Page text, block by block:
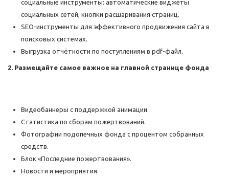
социальные инструменты: автоматические виджеты
социальных сетей, кнопки расшаривания страниц.
SEO-инструменты для эффективного продвижения сайта в
поисковых системах.
Выгрузка отчётности по поступлениям в pdf-файл.
2. Размещайте самое важное на главной странице фонда
Видеобаннеры с поддержкой анимации.
Статистика по сборам пожертвований.
Фотографии подопечных фонда с процентом собранных
средств.
Блок «Последние пожертвования».
Новости и мероприятия.